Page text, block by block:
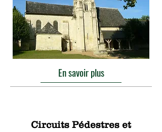
En savoir plus
Circuits Pédestres et